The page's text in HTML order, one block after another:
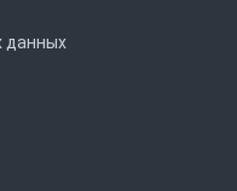
данных